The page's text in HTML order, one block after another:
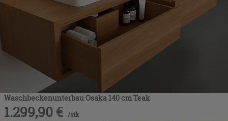
Waschbeckenunterbau Osaka 140 cm Teak
1.299,90 € /stk